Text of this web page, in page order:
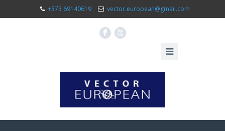
+373 69140619 vector.european@gmail.com
F X